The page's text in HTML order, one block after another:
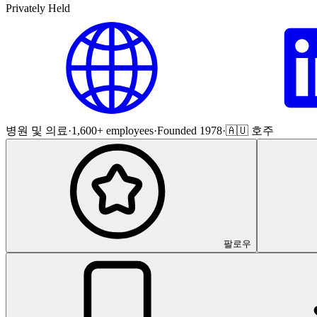
Privately Held
병원 및 의료·1,600+ employees·Founded 1978·🇦🇺 호주
팔로우